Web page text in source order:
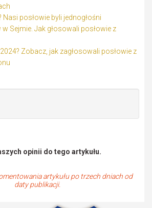
Nasi posłowie byli jednogłośni
Sejmie. Jak głosowali posłowie z
Zobacz, jak zagłosowali posłowie z
opinii do tego artykułu.
artykułu po trzech dniach od
daty publikacji.